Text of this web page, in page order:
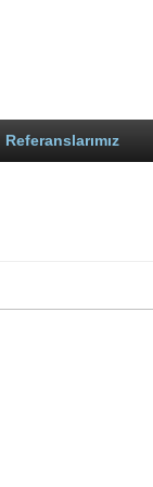
Referanslarımız